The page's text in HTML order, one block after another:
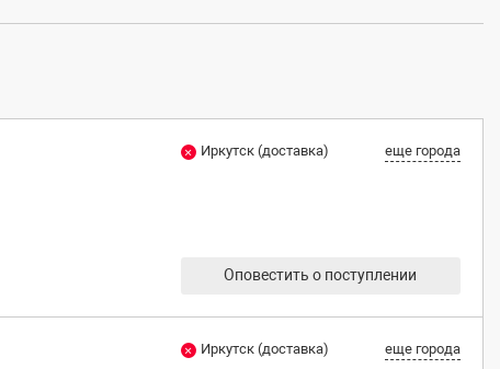
Иркутск (доставка) еще города
Оповестить о поступлении
Иркутск (доставка) еще города